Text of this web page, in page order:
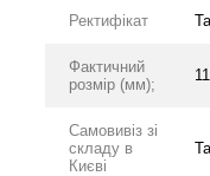
Ректифікат
Фактичний
розмір (мм);
Самовивіз зі
складу в
Києві